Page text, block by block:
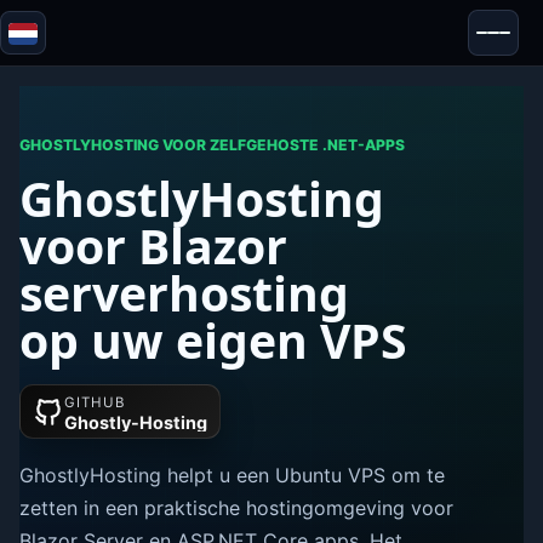
Blazor
Tools
Tests & Beoordelingen
GHOSTLYHOSTING VOOR ZELFGEHOSTE .NET-APPS
GhostlyHosting
voor Blazor
serverhosting
op uw eigen VPS
GITHUB
Ghostly-Hosting
GhostlyHosting helpt u een Ubuntu VPS om te
zetten in een praktische hostingomgeving voor